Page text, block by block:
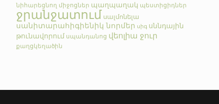
նիհարեցնող միջոցներ պաղպաղակ պեստիցիդներ
ջրանջատում սալմոնելա
սանիտարահիգիենիկ նորմեր սիգ սննդային
թունավորում սպանդանոց վեոլիա ջուր
քաղցկեղածին